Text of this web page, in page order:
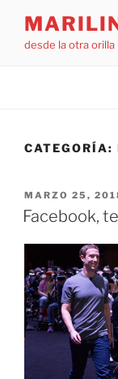
contenido
desde la otra orilla
CATEGORÍA:
PUBLICADO
EL
MARZO 25,
Facebook,